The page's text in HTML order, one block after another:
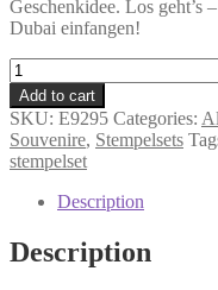
Geschenkidee. Los geht’s
Dubai einfangen!
Dubai
-
Stempel
quantity
Add to cart
SKU: E9295 Categories:
Souvenire, Stempelsets
stempelset
Description
Description